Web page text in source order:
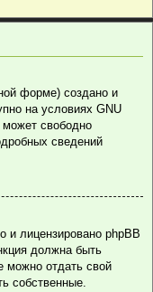
форме) создано и
на условиях GNU
свободно
сведений
и лицензировано phpBB
должна быть
можно отдать свой
собственные.